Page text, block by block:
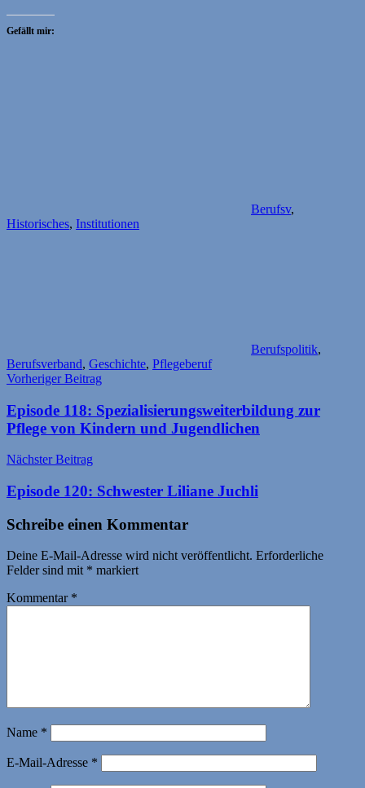
Gefällt mir:
Berufsv,
Historisches, Institutionen
Berufspolitik,
Berufsverband, Geschichte, Pflegeberuf
Beitragsnavigation
Vorheriger Beitrag
Episode 118: Spezialisierungsweiterbildung zur
Pflege von Kindern und Jugendlichen
Nächster Beitrag
Episode 120: Schwester Liliane Juchli
Schreibe einen Kommentar
Deine E-Mail-Adresse wird nicht veröffentlicht. Erforderliche
Felder sind mit * markiert
Kommentar *
Name *
E-Mail-Adresse *